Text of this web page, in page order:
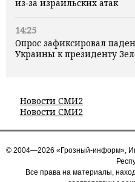
из‑за израильских атак
14:25
Опрос зафиксировал
Украины к президенту
Новости СМИ2
Новости СМИ2
© 2004—2026 «Грозный-информ»,
Все права на материалы,